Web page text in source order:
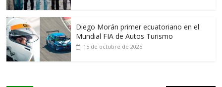
Diego Morán primer ecuatoriano en el
Mundial FIA de Autos Turismo
15 de octubre de 2025